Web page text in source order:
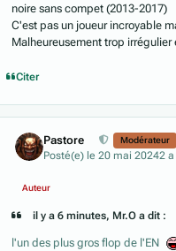
noire sans compet (2013-2017)
C'est pas un joueur incroyable
Malheureusement trop irrégulier
Citer
Pastore Modérateur
Posté(e) le 20 mai 20242 a
Auteur
il y a 6 minutes, Mr.O a dit :
l'un des plus gros flop de l'EN